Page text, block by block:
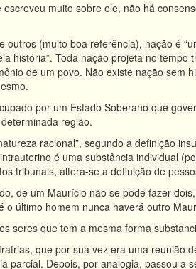
muito sobre ele, não há
(muito boa referência), nação é
história”. Toda nação projeta no
de um povo. Não existe nação sem
por um Estado Soberano que
região.
racional”, segundo a definição
é uma substância individual
tribunais, altera-se a definição de
de um Maurício não se pode fazer
último homem nunca haverá outro
seres que tem a mesma forma
que por sua vez era uma reunião
parcial. Depois, por analogia, passou a